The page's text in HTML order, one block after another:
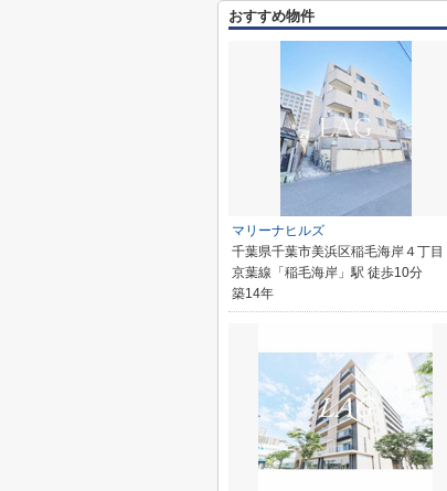
おすすめ物件
マリーナヒルズ
千葉県千葉市美浜区稲毛海岸４丁目
京葉線「稲毛海岸」駅 徒歩10分
築14年